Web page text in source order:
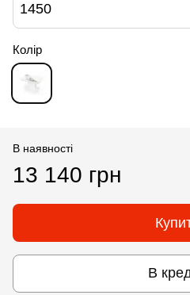
1450
Колір
В наявності
13 140 грн
В